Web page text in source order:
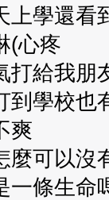
上學還
(心疼
打給我朋
到學校也
爽
麼可以沒
一條生命